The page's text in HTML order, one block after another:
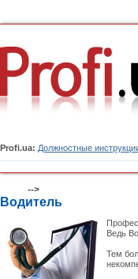
Profi.ua: Должностные
-->
Водитель
Ведь
Тем